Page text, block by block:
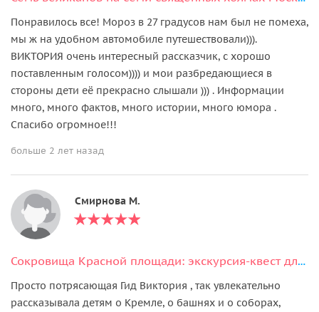
Понравилось все! Мороз в 27 градусов нам был не помеха,
мы ж на удобном автомобиле путешествовали))).
ВИКТОРИЯ очень интересный рассказчик, с хорошо
поставленным голосом)))) и мои разбредающиеся в
стороны дети её прекрасно слышали ))) . Информации
много, много фактов, много истории, много юмора .
Спасибо огромное!!!
больше 2 лет назад
Смирнова М.
Сокровища Красной площади: экскурсия-квест для детей
Просто потрясающая Гид Виктория , так увлекательно
рассказывала детям о Кремле, о башнях и о соборах,